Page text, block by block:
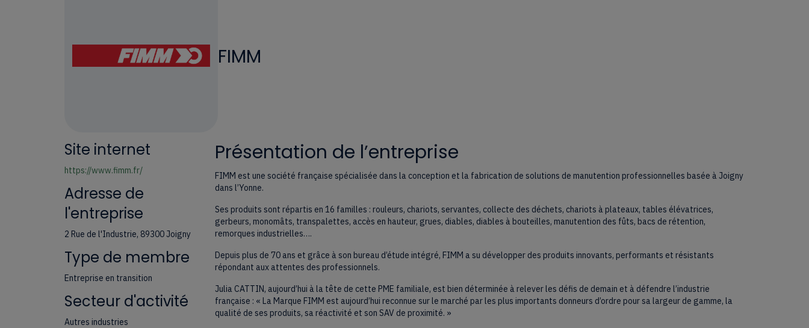
FIMM
Site internet
https://www.fimm.fr/
Adresse de
l'entreprise
2 Rue de l'Industrie, 89300 Joigny
Type de membre
Entreprise en transition
Secteur d'activité
Autres industries
Présentation de l’entreprise
FIMM est une société française spécialisée dans la conception et la fabrication de solutions de manutention professionnelles basée à Joigny
dans l’Yonne.
Ses produits sont répartis en 16 familles : rouleurs, chariots, servantes, collecte des déchets, chariots à plateaux, tables élévatrices,
gerbeurs, monomâts, transpalettes, accès en hauteur, grues, diables, diables à bouteilles, manutention des fûts, bacs de rétention,
remorques industrielles….
Depuis plus de 70 ans et grâce à son bureau d’étude intégré, FIMM a su développer des produits innovants, performants et résistants
répondant aux attentes des professionnels.
Julia CATTIN, aujourd’hui à la tête de cette PME familiale, est bien déterminée à relever les défis de demain et à défendre l’industrie
française : « La Marque FIMM est aujourd’hui reconnue sur le marché par les plus importants donneurs d’ordre pour sa largeur de gamme, la
qualité de ses produits, sa réactivité et son SAV de proximité. »